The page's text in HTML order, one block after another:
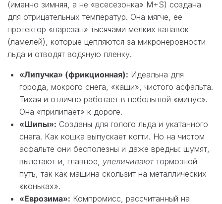
(именно зимняя, а не «всесезонка» M+S) создана
для отрицательных температур. Она мягче, ее
протектор «нарезан» тысячами мелких канавок
(ламелей), которые цепляются за микронеровности
льда и отводят водяную пленку.
«Липучка» (фрикционная): Идеальна для
города, мокрого снега, «каши», чистого асфальта.
Тихая и отлично работает в небольшой «минус».
Она «прилипает» к дороге.
«Шипы»: Созданы для голого льда и укатанного
снега. Как кошка выпускает когти. Но на чистом
асфальте они бесполезны и даже вредны: шумят,
вылетают и, главное, увеличиваюттормозной
путь, так как машина скользит на металлических
«коньках».
«Еврозима»: Компромисс, рассчитанный на